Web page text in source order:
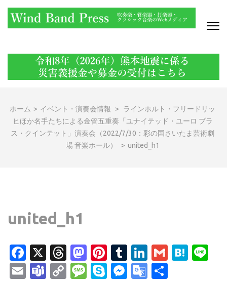
(Enter
ホーム > イベント・演奏会情報 >
ラインホルト・フリードリッ
ヒほか名手たちによる金管五重奏「ユナイテッド・ユーロ ブラ
ス・クインテット」演奏会（2022/7/30：彩の国さいたま芸術劇
場 音楽ホール）
> united_h1
united_h1
Facebook
X Threads
Mastodon
Pinterest
Tumblr
LinkedIn
Gmail
EmailTeams
CopyMessage
SkypeMessenger
Google